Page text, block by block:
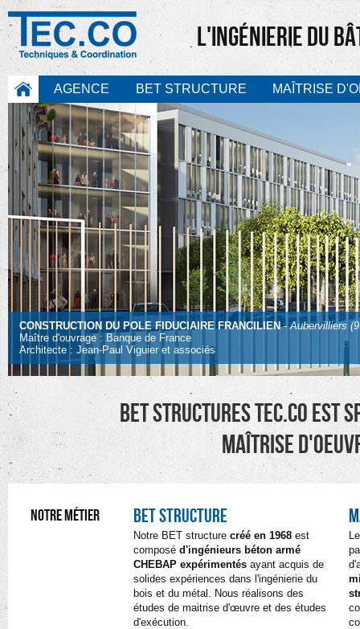
L'INGÉNIERIE DU
AGENCE BET STRUCTURE MAÎTRISE
CONSTRUCTION DU POLE FIDUCIAIRE FRANCILIEN-Aubervilliers
Maître d'ouvrage : Banque de France
Architecte : Jean-Paul Viguier et associés
BET structures TEC.CO
maîtrise
NOTRE MÉTIER BET STRUCTURE
Notre BET structure créé en 1968 est
composé d'ingénieurs béton armé
CHEBAP expérimentés ayant acquis de
solides expériences dans l'ingénierie du
bois et du métal. Nous réalisons des
études de maitrise d'œuvre et des études
d'exécution.